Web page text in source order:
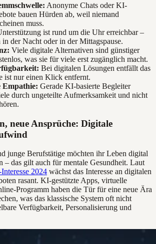
Anonyme Chats oder KI-
bauen Hürden ab, weil niemand
muss.
ist rund um die Uhr erreichbar –
in der Nacht oder in der Mittagspause.
Viele digitale Alternativen sind günstiger
was sie für viele erst zugänglich macht.
Bei digitalen Lösungen entfällt das
ist nur einen Klick entfernt.
Empathie: Gerade KI-basierte Begleiter
durch ungeteilte Aufmerksamkeit und nicht
neue Ansprüche: Digitale
junge Berufstätige möchten ihr Leben digital
– das gilt auch für mentale Gesundheit. Laut
2024 wächst das Interesse an digitalen
rasant. KI-gestützte Apps, virtuelle
Programm haben die Tür für eine neue Ära
was das klassische System oft nicht
Verfügbarkeit, Personalisierung und